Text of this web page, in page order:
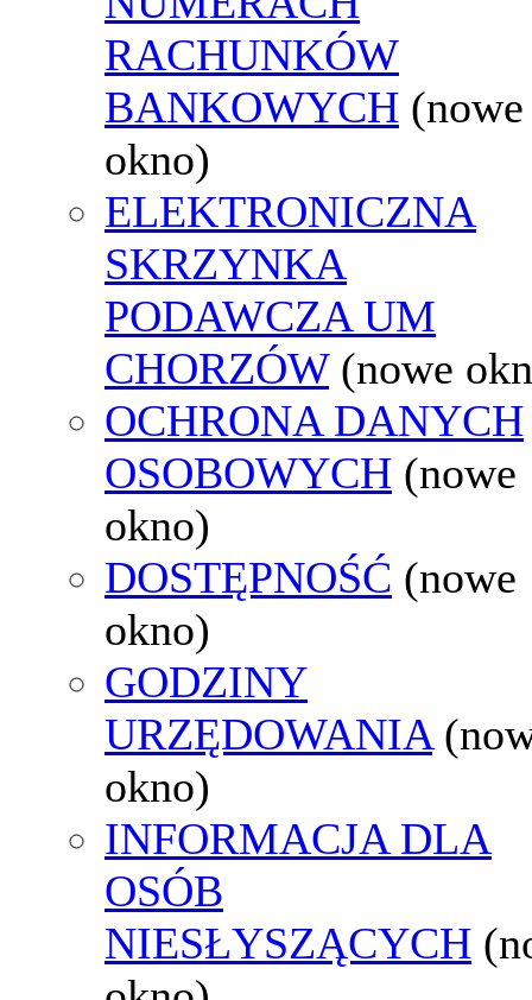
RACHUNKÓW
BANKOWYCH (nowe
okno)
ELEKTRONICZNA
SKRZYNKA
PODAWCZA UM
CHORZÓW (nowe
OCHRONA DANYCH
OSOBOWYCH (nowe
okno)
DOSTĘPNOŚĆ (nowe
okno)
GODZINY
URZĘDOWANIA
okno)
INFORMACJA DLA
OSÓB
NIESŁYSZĄCYCH